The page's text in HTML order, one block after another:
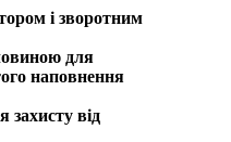
і зворотним
для
наповнення
захисту від